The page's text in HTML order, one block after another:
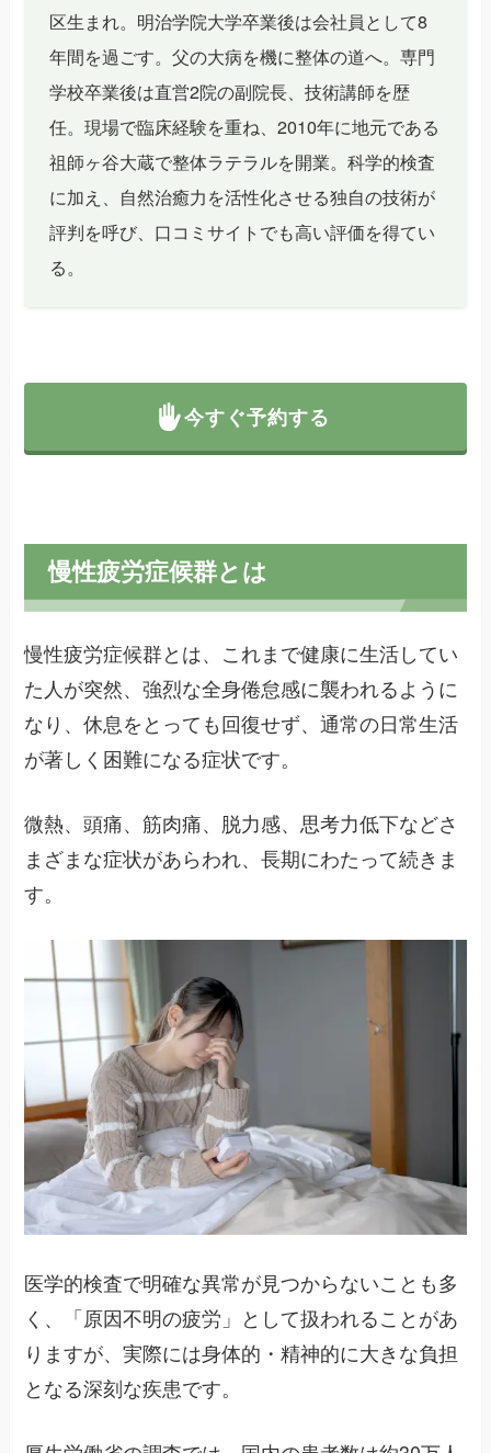
区生まれ。明治学院大学卒業後は会社員として8
年間を過ごす。父の大病を機に整体の道へ。専門
学校卒業後は直営2院の副院長、技術講師を歴
任。現場で臨床経験を重ね、2010年に地元である
祖師ヶ谷大蔵で整体ラテラルを開業。科学的検査
に加え、自然治癒力を活性化させる独自の技術が
評判を呼び、口コミサイトでも高い評価を得てい
る。
今すぐ予約する
慢性疲労症候群とは
慢性疲労症候群とは、これまで健康に生活してい
た人が突然、強烈な全身倦怠感に襲われるように
なり、休息をとっても回復せず、通常の日常生活
が著しく困難になる症状です。
微熱、頭痛、筋肉痛、脱力感、思考力低下などさ
まざまな症状があらわれ、長期にわたって続きま
す。
医学的検査で明確な異常が見つからないことも多
く、「原因不明の疲労」として扱われることがあ
りますが、実際には身体的・精神的に大きな負担
となる深刻な疾患です。